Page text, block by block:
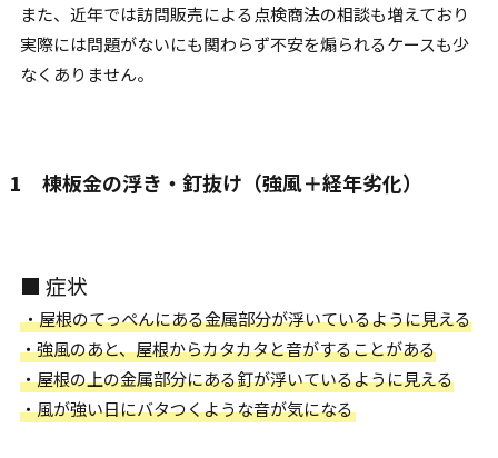
また、近年では訪問販売による点検商法の相談も増えており
実際には問題がないにも関わらず不安を煽られるケースも少
なくありません。
1 棟板金の浮き・釘抜け（強風＋経年劣化）
■ 症状
・屋根のてっぺんにある金属部分が浮いているように見える
・強風のあと、屋根からカタカタと音がすることがある
・屋根の上の金属部分にある釘が浮いているように見える
・風が強い日にバタつくような音が気になる